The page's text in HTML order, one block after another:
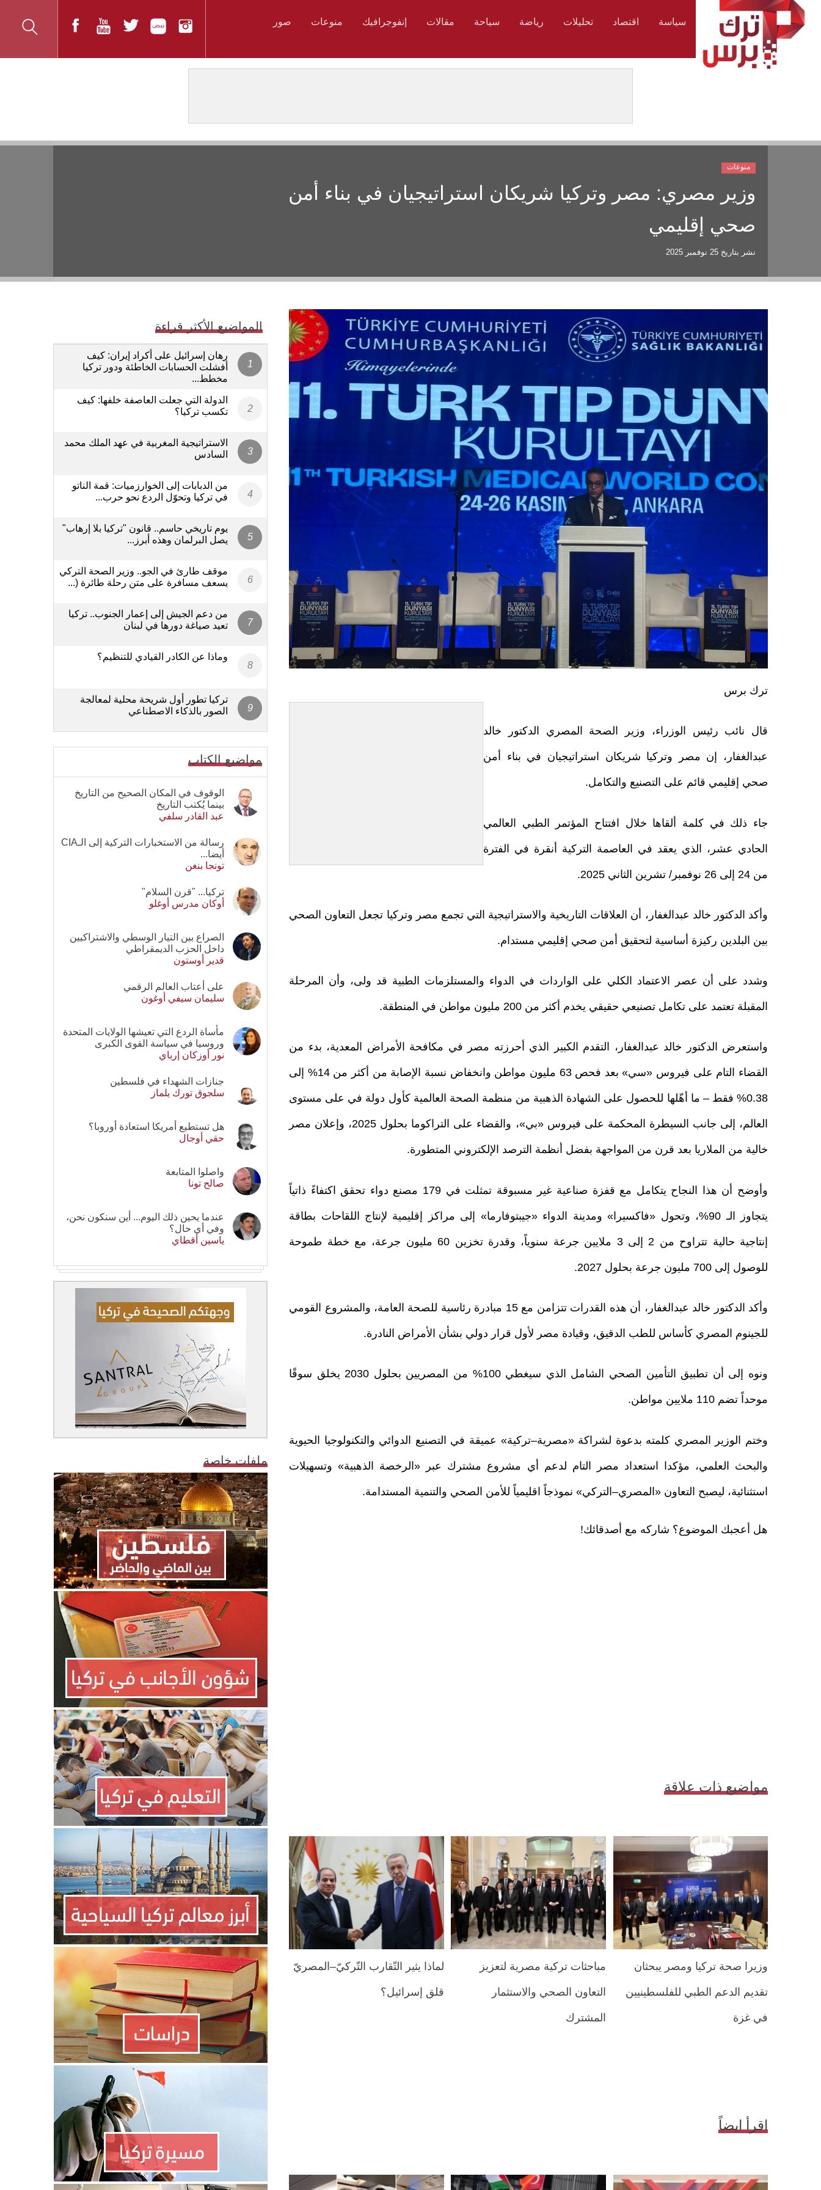
سياسة اقتصاد تحليلات رياضة سياحة مقالات إنفوجرافيك منوعات صور
وزير مصري: مصر وتركيا شريكان استراتيجيان في بناء أمن
صحي إقليمي
نشر بتاريخ 25 نوفمبر 2025
منوعات
ترك برس
قال نائب رئيس الوزراء، وزير الصحة المصري الدكتور خالد
عبدالغفار، إن مصر وتركيا شريكان استراتيجيان في بناء أمن
صحي إقليمي قائم على التصنيع والتكامل.
جاء ذلك في كلمة ألقاها خلال افتتاح المؤتمر الطبي العالمي
الحادي عشر، الذي يعقد في العاصمة التركية أنقرة في الفترة
من 24 إلى 26 نوفمبر/ تشرين الثاني 2025.
وأكد الدكتور خالد عبدالغفار، أن العلاقات التاريخية والاستراتيجية التي تجمع مصر وتركيا تجعل التعاون الصحي
بين البلدين ركيزة أساسية لتحقيق أمن صحي إقليمي مستدام.
وشدد على أن عصر الاعتماد الكلي على الواردات في الدواء والمستلزمات الطبية قد ولى، وأن المرحلة
المقبلة تعتمد على تكامل تصنيعي حقيقي يخدم أكثر من 200 مليون مواطن في المنطقة.
واستعرض الدكتور خالد عبدالغفار، التقدم الكبير الذي أحرزته مصر في مكافحة الأمراض المعدية، بدء من
القضاء التام على فيروس «سي» بعد فحص 63 مليون مواطن وانخفاض نسبة الإصابة من أكثر من 14% إلى
0.38% فقط – ما أهّلها للحصول على الشهادة الذهبية من منظمة الصحة العالمية كأول دولة في على مستوى
العالم، إلى جانب السيطرة المحكمة على فيروس «بي»، والقضاء على التراكوما بحلول 2025، وإعلان مصر
خالية من الملاريا بعد قرن من المواجهة بفضل أنظمة الترصد الإلكتروني المتطورة.
وأوضح أن هذا النجاح يتكامل مع قفزة صناعية غير مسبوقة تمثلت في 179 مصنع دواء تحقق اكتفاءً ذاتياً
يتجاوز الـ 90%، وتحول «فاكسيرا» ومدينة الدواء «جيبتوفارما» إلى مراكز إقليمية لإنتاج اللقاحات بطاقة
إنتاجية حالية تتراوح من 2 إلى 3 ملايين جرعة سنوياً، وقدرة تخزين 60 مليون جرعة، مع خطة طموحة
للوصول إلى 700 مليون جرعة بحلول 2027.
وأكد الدكتور خالد عبدالغفار، أن هذه القدرات تتزامن مع 15 مبادرة رئاسية للصحة العامة، والمشروع القومي
للجينوم المصري كأساس للطب الدقيق، وقيادة مصر لأول قرار دولي بشأن الأمراض النادرة.
ونوه إلى أن تطبيق التأمين الصحي الشامل الذي سيغطي 100% من المصريين بحلول 2030 يخلق سوقًا
موحداً تضم 110 ملايين مواطن.
وختم الوزير المصري كلمته بدعوة لشراكة «مصرية–تركية» عميقة في التصنيع الدوائي والتكنولوجيا الحيوية
والبحث العلمي، مؤكدا استعداد مصر التام لدعم أي مشروع مشترك عبر «الرخصة الذهبية» وتسهيلات
استثنائية، ليصبح التعاون «المصري–التركي» نموذجاً اقليمياً للأمن الصحي والتنمية المستدامة.
هل أعجبك الموضوع؟ شاركه مع أصدقائك!
مواضيع ذات علاقة
وزيرا صحة تركيا ومصر يبحثان
تقديم الدعم الطبي للفلسطينيين
في غزة
مباحثات تركية مصرية لتعزيز
التعاون الصحي والاستثمار
المشترك
لماذا يثير التّقارب التّركيّ–المصريّ
قلق إسرائيل؟
اقرأ ايضاً
المواضيع الأكثر قراءة
رهان إسرائيل على أكراد إيران: كيف
أفشلت الحسابات الخاطئة ودور تركيا
مخطط...
الدولة التي جعلت العاصفة خلفها: كيف
تكسب تركيا؟
الاستراتيجية المغربية في عهد الملك محمد
السادس
من الدبابات إلى الخوارزميات: قمة الناتو
في تركيا وتحوّل الردع نحو حرب...
يوم تاريخي حاسم.. قانون "تركيا بلا إرهاب"
يصل البرلمان وهذه أبرز...
موقف طارئ في الجو.. وزير الصحة التركي
يسعف مسافرة على متن رحلة طائرة (...
من دعم الجيش إلى إعمار الجنوب.. تركيا
تعيد صياغة دورها في لبنان
وماذا عن الكادر القيادي للتنظيم؟
تركيا تطور أول شريحة محلية لمعالجة
الصور بالذكاء الاصطناعي
مواضيع الكتاب
الوقوف في المكان الصحيح من التاريخ
بينما يُكتب التاريخ
عبد القادر سلفي
رسالة من الاستخبارات التركية إلى الـCIA
أيضا...
تونجا بنغن
تركيا... "قرن السلام"
أوكان مدرس أوغلو
الصراع بين التيار الوسطي والاشتراكيين
داخل الحزب الديمقراطي
قدير أوستون
على أعتاب العالم الرقمي
سليمان سيفي أوغون
مأساة الردع التي تعيشها الولايات المتحدة
وروسيا في سياسة القوى الكبرى
نور أوزكان إرباي
جنازات الشهداء في فلسطين
سلجوق تورك يلماز
هل تستطيع أمريكا استعادة أوروبا؟
حقي أوجال
واصلوا المتابعة
صالح تونا
عندما يحين ذلك اليوم... أين سنكون نحن،
وفي أي حال؟
ياسين أقطاي
ملفات خاصة